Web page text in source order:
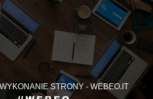
STRONY - WEBEO.IT